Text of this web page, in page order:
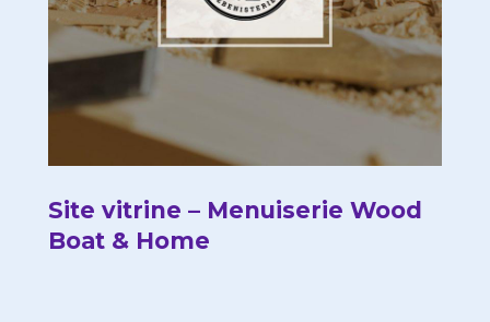
Site vitrine – Menuiserie Wood
Boat & Home